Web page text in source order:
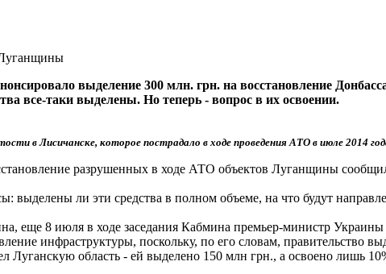
выделение 300 млн. грн. на восстановление
все-таки выделены. Но теперь - вопрос в их освоении.
в Лисичанске, которое пострадало в ходе проведения АТО в июле 2014
разрушенных в ходе АТО объектов Луганщины
выделены ли эти средства в полном объеме, на что будут
еще 8 июля в ходе заседания Кабмина премьер-министр Украины
инфраструктуры, поскольку, по его словам, правительство
Луганскую область - ей выделено 150 млн грн., а освоено лишь